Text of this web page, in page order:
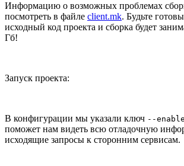
Информацию о возможных проблемах
посмотреть в файле client.mk. Будьте
исходный код проекта и сборка будет
Гб!
Запуск проекта:
В конфигурации мы указали ключ --
поможет нам видеть всю отладочную
исходящие запросы к сторонним сервисам.